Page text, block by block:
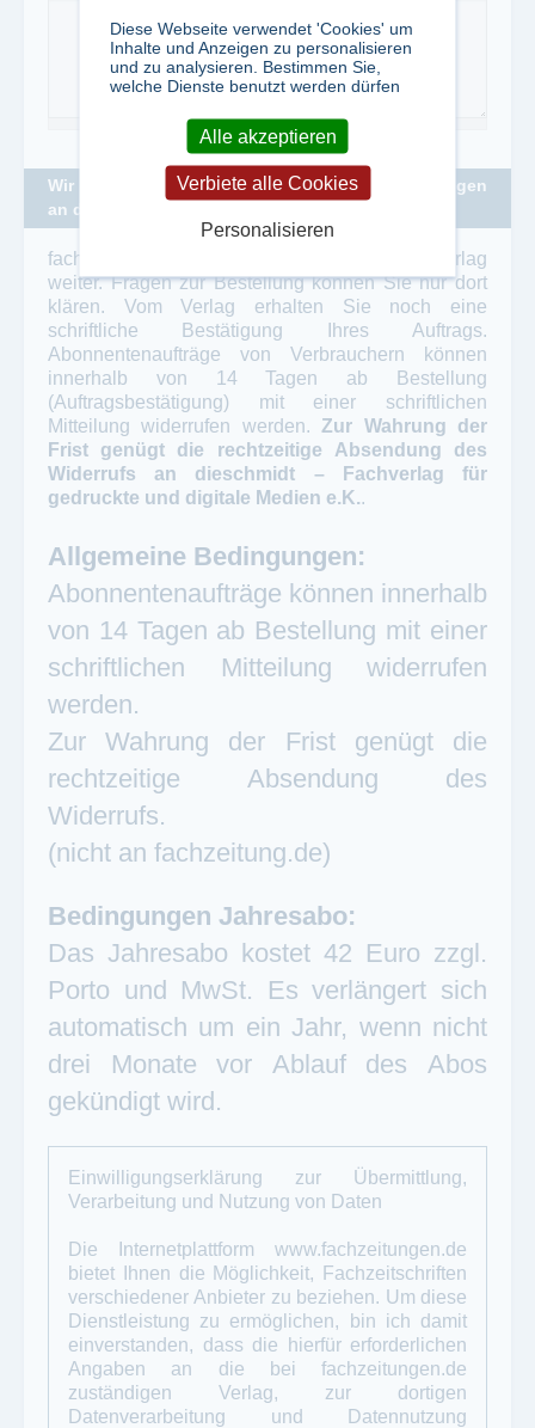
Wir leiten Ihre Bestellung zu folgenden Bedingungen
an den Verlag weiter:
fachzeitungen.de leitet diese E-Mail an den Verlag
weiter. Fragen zur Bestellung können Sie nur dort
klären. Vom Verlag erhalten Sie noch eine
schriftliche Bestätigung Ihres Auftrags.
Abonnentenaufträge von Verbrauchern können
innerhalb von 14 Tagen ab Bestellung
(Auftragsbestätigung) mit einer schriftlichen
Mitteilung widerrufen werden. Zur Wahrung der
Frist genügt die rechtzeitige Absendung des
Widerrufs an dieschmidt – Fachverlag für
gedruckte und digitale Medien e.K..
Allgemeine Bedingungen:
Abonnentenaufträge können innerhalb
von 14 Tagen ab Bestellung mit einer
schriftlichen Mitteilung widerrufen
werden.
Zur Wahrung der Frist genügt die
rechtzeitige Absendung des
Widerrufs.
(nicht an fachzeitung.de)
Bedingungen Jahresabo:
Das Jahresabo kostet 42 Euro zzgl.
Porto und MwSt. Es verlängert sich
automatisch um ein Jahr, wenn nicht
drei Monate vor Ablauf des Abos
gekündigt wird.
Einwilligungserklärung zur Übermittlung,
Verarbeitung und Nutzung von Daten
Die Internetplattform www.fachzeitungen.de
bietet Ihnen die Möglichkeit, Fachzeitschriften
verschiedener Anbieter zu beziehen. Um diese
Dienstleistung zu ermöglichen, bin ich damit
einverstanden, dass die hierfür erforderlichen
Angaben an die bei fachzeitungen.de
zuständigen Verlag, zur dortigen
Datenverarbeitung und Datennutzung
Diese Webseite verwendet 'Cookies' um
Inhalte und Anzeigen zu personalisieren
und zu analysieren. Bestimmen Sie,
welche Dienste benutzt werden dürfen
Alle akzeptieren
Verbiete alle Cookies
Personalisieren